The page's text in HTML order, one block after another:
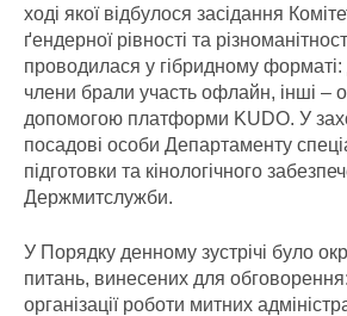
ході якої відбулося засідання
ґендерної рівності та
проводилася у гібридному форматі:
члени брали участь офлайн, інші –
допомогою платформи KUDO. У
посадові особи Департаменту
підготовки та кінологічного
Держмитслужби.
У Порядку денному зустрічі було
питань, винесених для
організації роботи митних